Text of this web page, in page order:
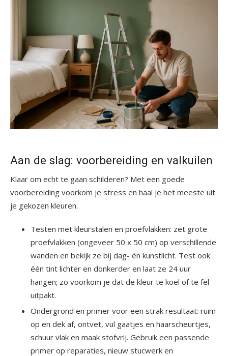
Aan de slag: voorbereiding en valkuilen
Klaar om echt te gaan schilderen? Met een goede
voorbereiding voorkom je stress en haal je het meeste uit
je gekozen kleuren.
Testen met kleurstalen en proefvlakken: zet grote
proefvlakken (ongeveer 50 x 50 cm) op verschillende
wanden en bekijk ze bij dag- én kunstlicht. Test ook
één tint lichter en donkerder en laat ze 24 uur
hangen; zo voorkom je dat de kleur te koel of te fel
uitpakt.
Ondergrond en primer voor een strak resultaat: ruim
op en dek af, ontvet, vul gaatjes en haarscheurtjes,
schuur vlak en maak stofvrij. Gebruik een passende
primer op reparaties, nieuw stucwerk en